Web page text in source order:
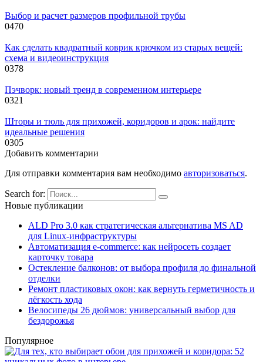
Выбор и расчет размеров профильной трубы
0470
Как сделать квадратный коврик крючком из старых вещей:
схема и видеоинструкция
0378
Пэчворк: новый тренд в современном интерьере
0321
Шторы и тюль для прихожей, коридоров и арок: найдите
идеальные решения
0305
Добавить комментарии
Для отправки комментария вам необходимо авторизоваться.
Search for:
Новые публикации
ALD Pro 3.0 как стратегическая альтернатива MS AD
для Linux-инфраструктуры
Автоматизация e-commerce: как нейросеть создает
карточку товара
Остекление балконов: от выбора профиля до финальной
отделки
Ремонт пластиковых окон: как вернуть герметичность и
лёгкость хода
Велосипеды 26 дюймов: универсальный выбор для
бездорожья
Популярное